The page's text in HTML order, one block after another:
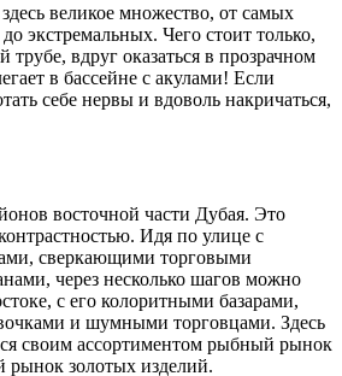
великое множество, от самых
экстремальных. Чего стоит только,
вдруг оказаться в прозрачном
в бассейне с акулами! Если
себе нервы и вдоволь накричаться,
восточной части Дубая. Это
Идя по улице с
сверкающими торговыми
через несколько шагов можно
с его колоритными базарами,
и шумными торговцами. Здесь
своим ассортиментом рыбный рынок
рынок золотых изделий.